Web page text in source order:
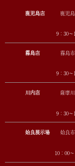
鹿児島店 鹿児
9：30
霧島店 霧島
9：30
川内店 薩摩
9：30
姶良展示場 姶良
10：00